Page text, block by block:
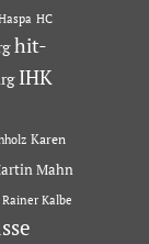
HC
hit-
IHK
Karen
Mahn
Rainer Kalbe